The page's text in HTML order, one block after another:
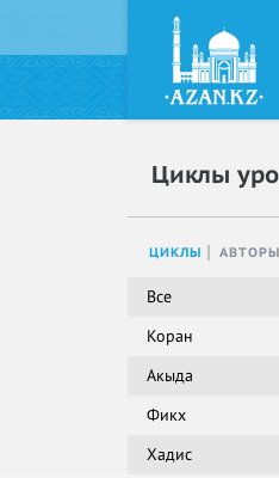
Циклы
ЦИКЛЫ АВТОРЫ
Все
Коран
Акыда
Фикх
Хадис